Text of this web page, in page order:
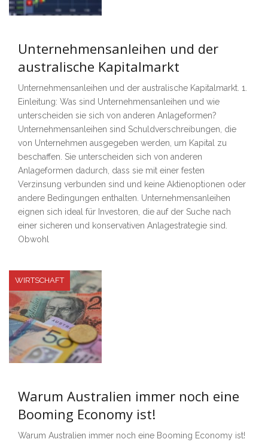
Unternehmensanleihen und der
australische Kapitalmarkt
Unternehmensanleihen und der australische Kapitalmarkt. 1.
Einleitung: Was sind Unternehmensanleihen und wie
unterscheiden sie sich von anderen Anlageformen?
Unternehmensanleihen sind Schuldverschreibungen, die
von Unternehmen ausgegeben werden, um Kapital zu
beschaffen. Sie unterscheiden sich von anderen
Anlageformen dadurch, dass sie mit einer festen
Verzinsung verbunden sind und keine Aktienoptionen oder
andere Bedingungen enthalten. Unternehmensanleihen
eignen sich ideal für Investoren, die auf der Suche nach
einer sicheren und konservativen Anlagestrategie sind.
Obwohl
WIRTSCHAFT
Warum Australien immer noch eine
Booming Economy ist!
Warum Australien immer noch eine Booming Economy ist!